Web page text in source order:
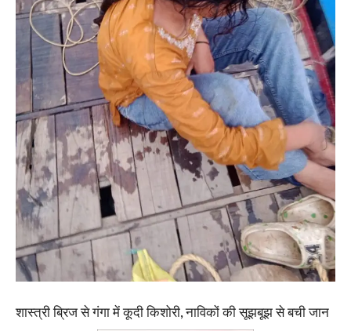
शास्त्री ब्रिज से गंगा में कूदी किशोरी, नाविकों की सूझबूझ से बची जान